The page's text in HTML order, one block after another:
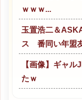
ｗｗｗ...
玉置浩二＆
ス 番同い年盟
【画像】ギャ
たｗ